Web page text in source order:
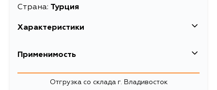
Страна: Турция
Характеристики
Масса, кг
Применимость
Отгрузка со склада г. Владивосток